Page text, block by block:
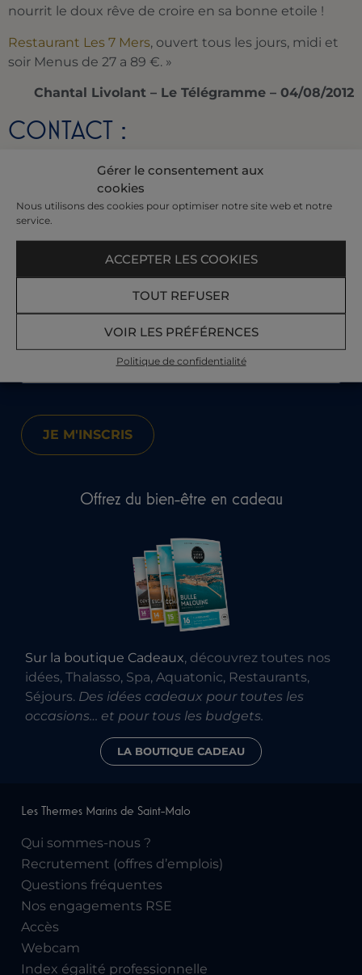
Gérer le consentement aux
cookies
Nous utilisons des cookies pour optimiser notre site web et notre
service.
ACCEPTER LES COOKIES
TOUT REFUSER
VOIR LES PRÉFÉRENCES
Politique de confidentialité
nourrit le doux rêve de croire en sa bonne etoile !
Restaurant Les 7 Mers, ouvert tous les jours, midi et
soir Menus de 27 a 89 €. »
Chantal Livolant – Le Télégramme – 04/08/2012
CONTACT :
Hôtel Le Nouveau Monde****
64, chaussee du Sillon
35400 Saint-Malo
Tél. : 02 99 40 75 14
Site internet :www.hotel-le-nouveau-monde.fr
Offrez du bien-être en cadeau
Sur la boutique Cadeaux, découvrez toutes nos
idées, Thalasso, Spa, Aquatonic, Restaurants,
Séjours. Des idées cadeaux pour toutes les
occasions… et pour tous les budgets.
LA BOUTIQUE CADEAU
Recevez nos offres et actualités par e-mail​
Votre e-mail :
Les Thermes Marins de Saint-Malo
Qui sommes-nous ?
Recrutement (offres d’emplois)
Questions fréquentes
Nos engagements RSE
Accès
Webcam
Index égalité professionnelle